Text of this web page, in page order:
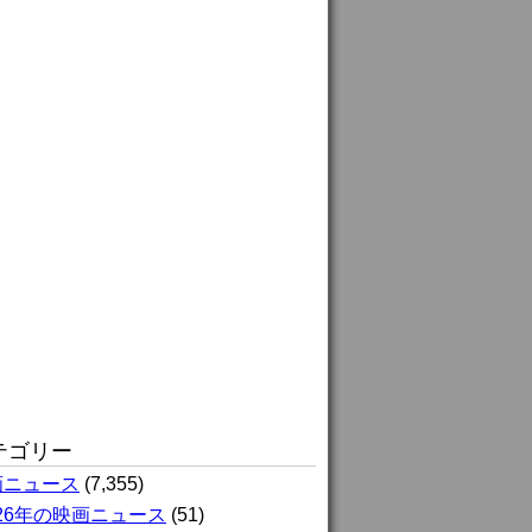
ゴリー
ュース (7,355)
年の映画ニュース (51)